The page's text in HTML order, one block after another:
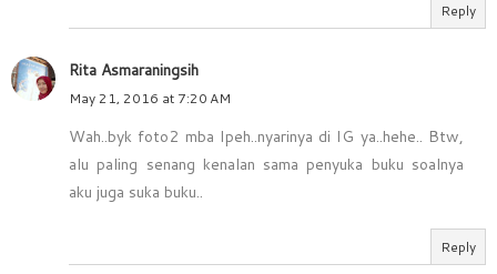
Reply
Rita Asmaraningsih
May 21, 2016 at 7:20 AM
Wah..byk foto2 mba Ipeh..nyarinya di IG ya..hehe.. Btw,
alu paling senang kenalan sama penyuka buku soalnya
aku juga suka buku..
Reply